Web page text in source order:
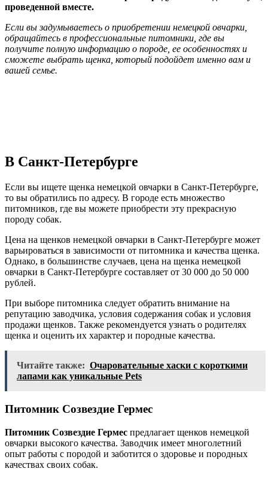
проведенной вместе.
Если вы задумываетесь о приобретении немецкой овчарки,
обращайтесь в профессиональные питомники, где вы
получите полную информацию о породе, ее особенностях и
сможете выбрать щенка, который подойдет именно вам и
вашей семье.
В Санкт-Петербурге
Если вы ищете щенка немецкой овчарки в Санкт-Петербурге,
то вы обратились по адресу. В городе есть множество
питомников, где вы можете приобрести эту прекрасную
породу собак.
Цена на щенков немецкой овчарки в Санкт-Петербурге может
варьироваться в зависимости от питомника и качества щенка.
Однако, в большинстве случаев, цена на щенка немецкой
овчарки в Санкт-Петербурге составляет от 30 000 до 50 000
рублей.
При выборе питомника следует обратить внимание на
репутацию заводчика, условия содержания собак и условия
продажи щенков. Также рекомендуется узнать о родителях
щенка и оценить их характер и породные качества.
Читайте также: Очаровательные хаски с короткими
лапами как уникальные Pets
Питомник Созвездие Гермес
Питомник Созвездие Гермес предлагает щенков немецкой
овчарки высокого качества. Заводчик имеет многолетний
опыт работы с породой и заботится о здоровье и породных
качествах своих собак.